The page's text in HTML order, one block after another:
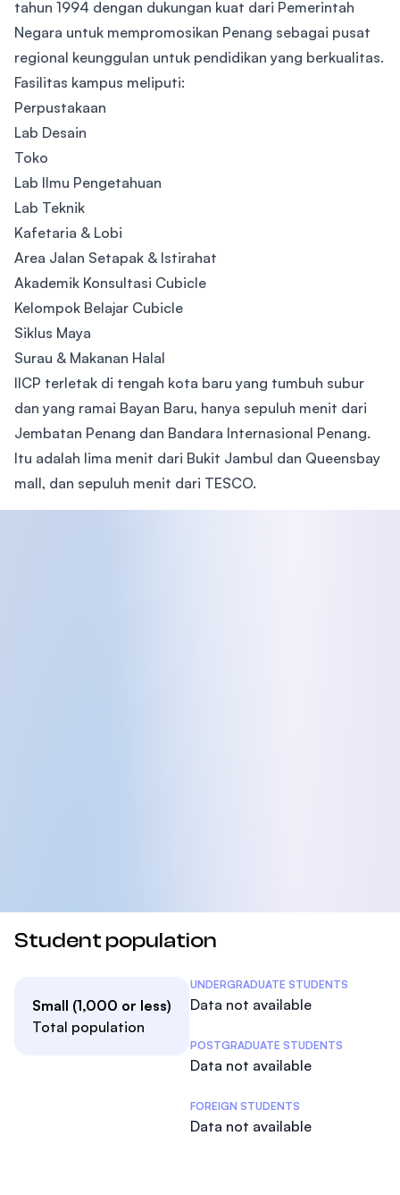
tahun 1994 dengan dukungan kuat dari Pemerintah
Negara untuk mempromosikan Penang sebagai pusat
regional keunggulan untuk pendidikan yang berkualitas.
Fasilitas kampus meliputi:
Perpustakaan
Lab Desain
Toko
Lab Ilmu Pengetahuan
Lab Teknik
Kafetaria & Lobi
Area Jalan Setapak & Istirahat
Akademik Konsultasi Cubicle
Kelompok Belajar Cubicle
Siklus Maya
Surau & Makanan Halal
IICP terletak di tengah kota baru yang tumbuh subur
dan yang ramai Bayan Baru, hanya sepuluh menit dari
Jembatan Penang dan Bandara Internasional Penang.
Itu adalah lima menit dari Bukit Jambul dan Queensbay
mall, dan sepuluh menit dari TESCO.
Student population
Small (1,000 or less)
Total population
Student Statistics
UNDERGRADUATE STUDENTS
Data not available
POSTGRADUATE STUDENTS
Data not available
FOREIGN STUDENTS
Data not available